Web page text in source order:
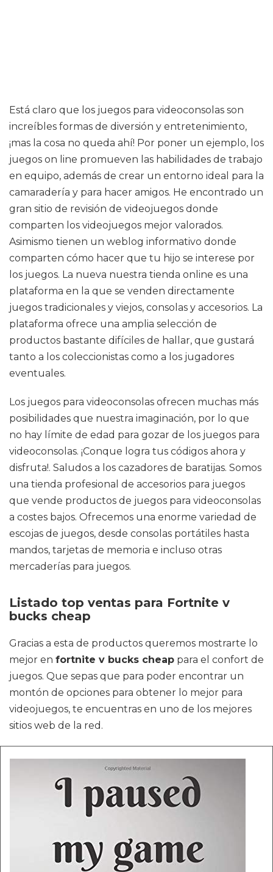
Está claro que los juegos para videoconsolas son
increíbles formas de diversión y entretenimiento,
¡mas la cosa no queda ahí! Por poner un ejemplo, los
juegos on line promueven las habilidades de trabajo
en equipo, además de crear un entorno ideal para la
camaradería y para hacer amigos. He encontrado un
gran sitio de revisión de videojuegos donde
comparten los videojuegos mejor valorados.
Asimismo tienen un weblog informativo donde
comparten cómo hacer que tu hijo se interese por
los juegos. La nueva nuestra tienda online es una
plataforma en la que se venden directamente
juegos tradicionales y viejos, consolas y accesorios. La
plataforma ofrece una amplia selección de
productos bastante difíciles de hallar, que gustará
tanto a los coleccionistas como a los jugadores
eventuales.
Los juegos para videoconsolas ofrecen muchas más
posibilidades que nuestra imaginación, por lo que
no hay límite de edad para gozar de los juegos para
videoconsolas. ¡Conque logra tus códigos ahora y
disfruta!. Saludos a los cazadores de baratijas. Somos
una tienda profesional de accesorios para juegos
que vende productos de juegos para videoconsolas
a costes bajos. Ofrecemos una enorme variedad de
escojas de juegos, desde consolas portátiles hasta
mandos, tarjetas de memoria e incluso otras
mercaderías para juegos.
Listado top ventas para Fortnite v
bucks cheap
Gracias a esta de productos queremos mostrarte lo
mejor en fortnite v bucks cheap para el confort de
juegos. Que sepas que para poder encontrar un
montón de opciones para obtener lo mejor para
videojuegos, te encuentras en uno de los mejores
sitios web de la red.